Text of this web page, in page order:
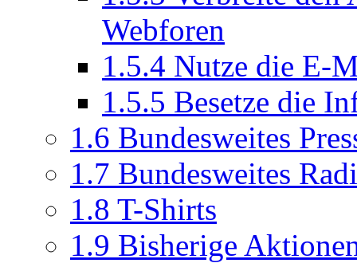
Webforen
1.5.4 Nutze die E-
1.5.5 Besetze die
1.6 Bundesweites
1.7 Bundesweites
1.8 T-Shirts
1.9 Bisherige